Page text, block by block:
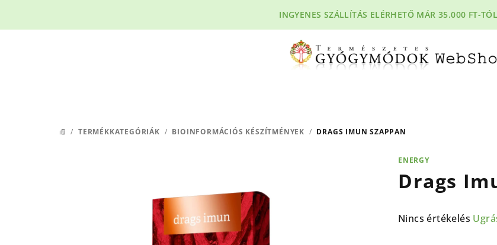
INGYENES SZÁLLÍTÁS ELÉRHETŐ MÁR 35.000 FT-
KEZDŐLAP
/ TERMÉKKATEGÓRIÁK / BIOINFORMÁCIÓS KÉSZÍTMÉNYEK / DRAGS IMUN SZAPPAN
ENERGY
Drags
A
Nincs értékelés